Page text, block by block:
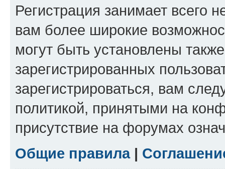
Регистрация занимает всего
вам более широкие
могут быть установлены
зарегистрированных
зарегистрироваться, вам
политикой, принятыми на
присутствие на форумах
Общие правила|